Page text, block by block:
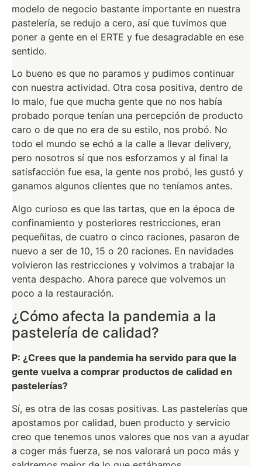
modelo de negocio bastante importante en nuestra
pastelería, se redujo a cero, así que tuvimos que
poner a gente en el ERTE y fue desagradable en ese
sentido.
Lo bueno es que no paramos y pudimos continuar
con nuestra actividad. Otra cosa positiva, dentro de
lo malo, fue que mucha gente que no nos había
probado porque tenían una percepción de producto
caro o de que no era de su estilo, nos probó. No
todo el mundo se echó a la calle a llevar delivery,
pero nosotros sí que nos esforzamos y al final la
satisfacción fue esa, la gente nos probó, les gustó y
ganamos algunos clientes que no teníamos antes.
Algo curioso es que las tartas, que en la época de
confinamiento y posteriores restricciones, eran
pequeñitas, de cuatro o cinco raciones, pasaron de
nuevo a ser de 10, 15 o 20 raciones. En navidades
volvieron las restricciones y volvimos a trabajar la
venta despacho. Ahora parece que volvemos un
poco a la restauración.
¿Cómo afecta la pandemia a la
pastelería de calidad?
P: ¿Crees que la pandemia ha servido para que la
gente vuelva a comprar productos de calidad en
pastelerías?
Sí, es otra de las cosas positivas. Las pastelerías que
apostamos por calidad, buen producto y servicio
creo que tenemos unos valores que nos van a ayudar
a coger más fuerza, se nos valorará un poco más y